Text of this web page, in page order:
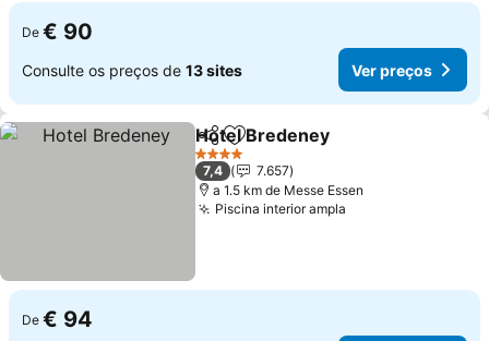
De € 90
Consulte os preços de 13 sites Ver preços
PartilharAdicionar aos favoritos
Hotel Bredeney
4 Estrelas
7,4
7.657
a 1.5 km de Messe Essen
Piscina interior ampla
De € 94